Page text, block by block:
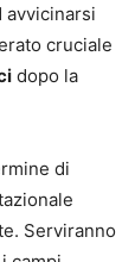
avvicinarsi
cruciale
dopo la
di
Serviranno